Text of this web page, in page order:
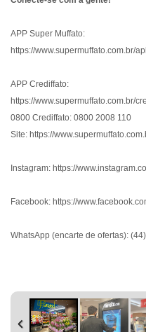
APP Super Muffato:
https://www.supermuffato.com.br/
APP Crediffato:
https://www.supermuffato.com.br/
0800 Crediffato: 0800 2008 110
Site: https://
Instagram: https://
Facebook: https://
WhatsApp (encarte de ofertas):